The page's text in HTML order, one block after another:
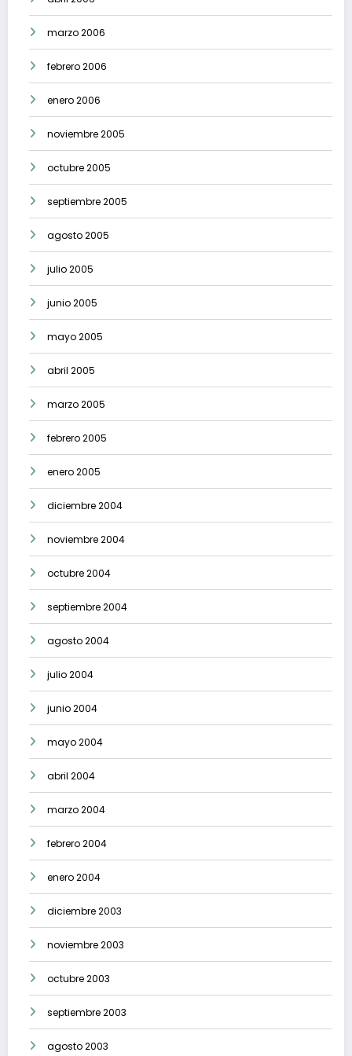
marzo 2006
febrero 2006
enero 2006
noviembre 2005
octubre 2005
septiembre 2005
agosto 2005
julio 2005
junio 2005
mayo 2005
abril 2005
marzo 2005
febrero 2005
enero 2005
diciembre 2004
noviembre 2004
octubre 2004
septiembre 2004
agosto 2004
julio 2004
junio 2004
mayo 2004
abril 2004
marzo 2004
febrero 2004
enero 2004
diciembre 2003
noviembre 2003
octubre 2003
septiembre 2003
agosto 2003